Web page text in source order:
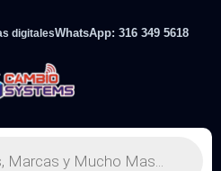
digitalesWhatsApp: 316 349 5618